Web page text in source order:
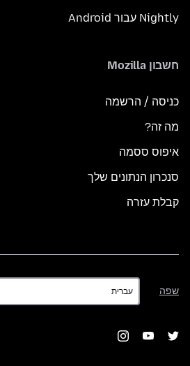
Nightly עבור Android
חשבון Mozilla
כניסה / הרשמה
מה זה?
איפוס ססמה
סנכרון הנתונים שלך
קבלת עזרה
שפה
שפה